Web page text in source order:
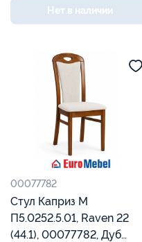
Нет в наличии
00077782
Стул Каприз М
П5.0252.5.01, Raven 22
(44.1), 00077782, Дуб